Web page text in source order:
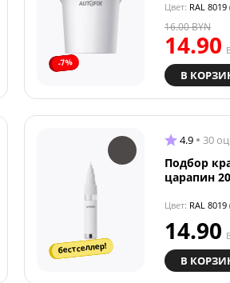
-7%
Цвет: RAL
14.90
16.00BYN
В
бестселлер!
4.9 30
Подбор
царапин
Цвет: RAL
14.90
В